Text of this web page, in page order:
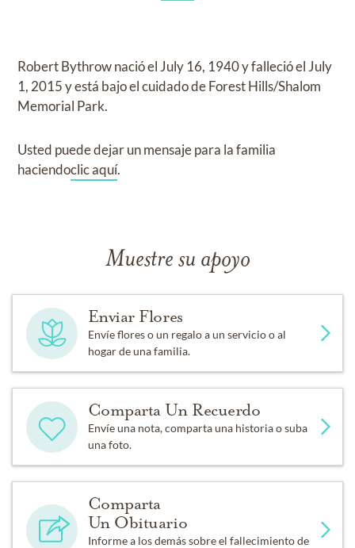
Robert Bythrownació el July 16, 1940yfalleció el July
1, 2015yestá bajo el cuidado deForest Hills/Shalom
Memorial Park.
Usted puede dejar un mensaje para la familia
haciendoclic aquí.
Muestre su apoyo
Enviar Flores
Envíe flores o un regalo a un servicio o al
hogar de una familia.
Comparta Un Recuerdo
Envíe una nota, comparta una historia o suba
una foto.
Comparta
Un Obituario
Informe a los demás sobre el fallecimiento de